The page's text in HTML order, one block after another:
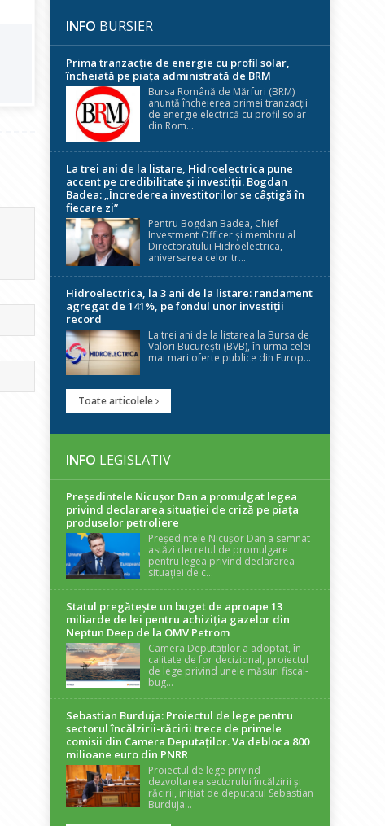
INFO BURSIER
Prima tranzacție de energie cu profil solar,
încheiată pe piața administrată de BRM
Bursa Română de Mărfuri (BRM)
anunță încheierea primei tranzacții
de energie electrică cu profil solar
din Rom...
La trei ani de la listare, Hidroelectrica pune
accent pe credibilitate și investiții. Bogdan
Badea: „Încrederea investitorilor se câștigă în
fiecare zi”
Pentru Bogdan Badea, Chief
Investment Officer și membru al
Directoratului Hidroelectrica,
aniversarea celor tr...
Hidroelectrica, la 3 ani de la listare: randament
agregat de 141%, pe fondul unor investiții
record
La trei ani de la listarea la Bursa de
Valori București (BVB), în urma celei
mai mari oferte publice din Europ...
Toate articolele
INFO LEGISLATIV
Președintele Nicuşor Dan a promulgat legea
privind declararea situaţiei de criză pe piaţa
produselor petroliere
Președintele Nicușor Dan a semnat
astăzi decretul de promulgare
pentru legea privind declararea
situației de c...
Statul pregătește un buget de aproape 13
miliarde de lei pentru achiziția gazelor din
Neptun Deep de la OMV Petrom
Camera Deputaților a adoptat, în
calitate de for decizional, proiectul
de lege privind unele măsuri fiscal-
bug...
Sebastian Burduja: Proiectul de lege pentru
sectorul încălzirii-răcirii trece de primele
comisii din Camera Deputaților. Va debloca 800
milioane euro din PNRR
Proiectul de lege privind
dezvoltarea sectorului încălzirii și
răcirii, inițiat de deputatul Sebastian
Burduja...